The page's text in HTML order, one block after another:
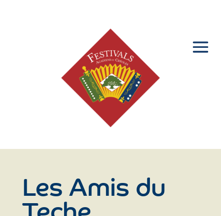
Les Amis du